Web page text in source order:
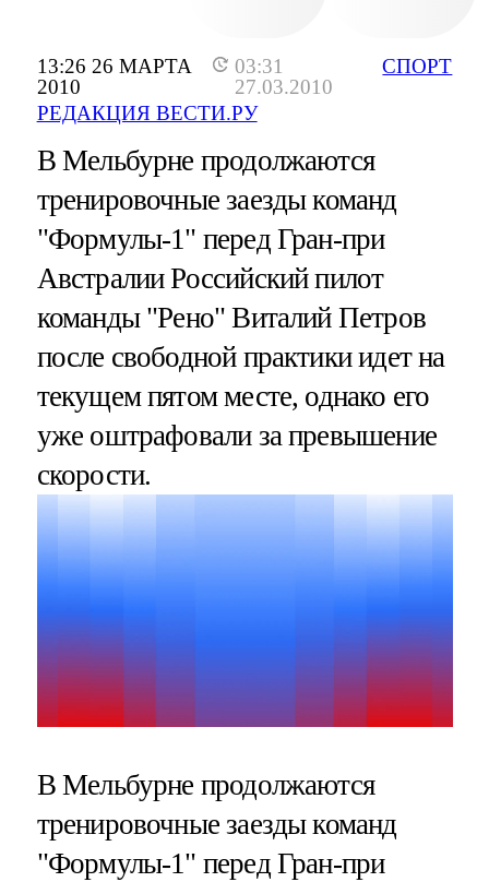
13:26 26 МАРТА
2010
03:31
27.03.2010
РЕДАКЦИЯ ВЕСТИ.РУ
СПОРТ
В Мельбурне продолжаются
тренировочные заезды команд
"Формулы-1" перед Гран-при
Австралии Российский пилот
команды "Рено" Виталий Петров
после свободной практики идет на
текущем пятом месте, однако его
уже оштрафовали за превышение
скорости.
В Мельбурне продолжаются
тренировочные заезды команд
"Формулы-1" перед Гран-при